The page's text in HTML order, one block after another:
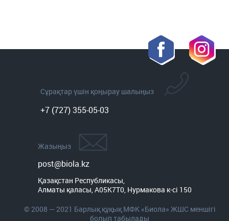
Сұрақтар үшін қоңырау шалыңыз
+7 (727) 355-05-03
Жазыңыз
post@biola.kz
Қазақстан Республикасы,
Алматы қаласы, A05K7T0, Нурмакова к-сі 150
© 2008 — 2021 Барлық құқық МФК «Биола» ЖШС меншігі
болып табылады